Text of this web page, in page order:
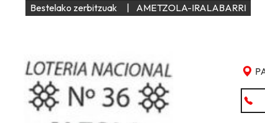
Bestelako zerbitzuak | AMETZOLA-IRALABARRI